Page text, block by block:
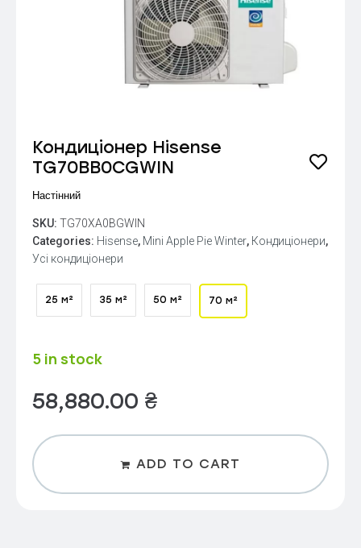
Кондиціонер Hisense
TG70BB0CGWIN
Настінний
SKU: TG70XA0BGWIN
Categories: Hisense, Mini Apple Pie Winter, Кондиціонери,
Усі кондиціонери
25 м² 35 м² 50 м² 70 м²
5 in stock
58,880.00 ₴
ADD TO CART